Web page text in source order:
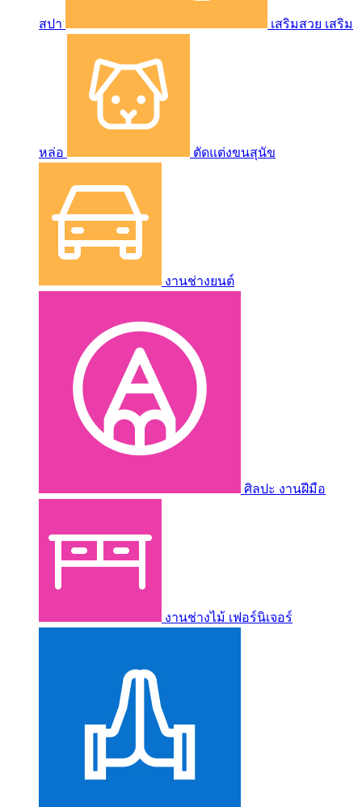
สปา เสริมสวย เสริม
หล่อ ตัดแต่งขนสุนัข
งานช่างยนต์
ศิลปะ งานฝีมือ
งานช่างไม้ เฟอร์นิเจอร์